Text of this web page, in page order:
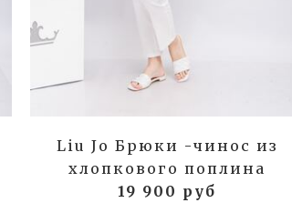
Liu Jo Брюки -чинос из
хлопкового поплина
19 900 руб